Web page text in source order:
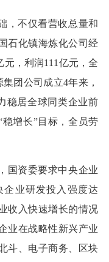
，不仅看营收总量和
石化镇海炼化公司经
元，利润111亿元，全
团公司成立4年来，
稳居全球同类企业前
增长”目标，全员劳
国资委要求中央企业
业研发投入强度达
收入快速增长的情况
业在战略性新兴产业
斗、电子商务、区块